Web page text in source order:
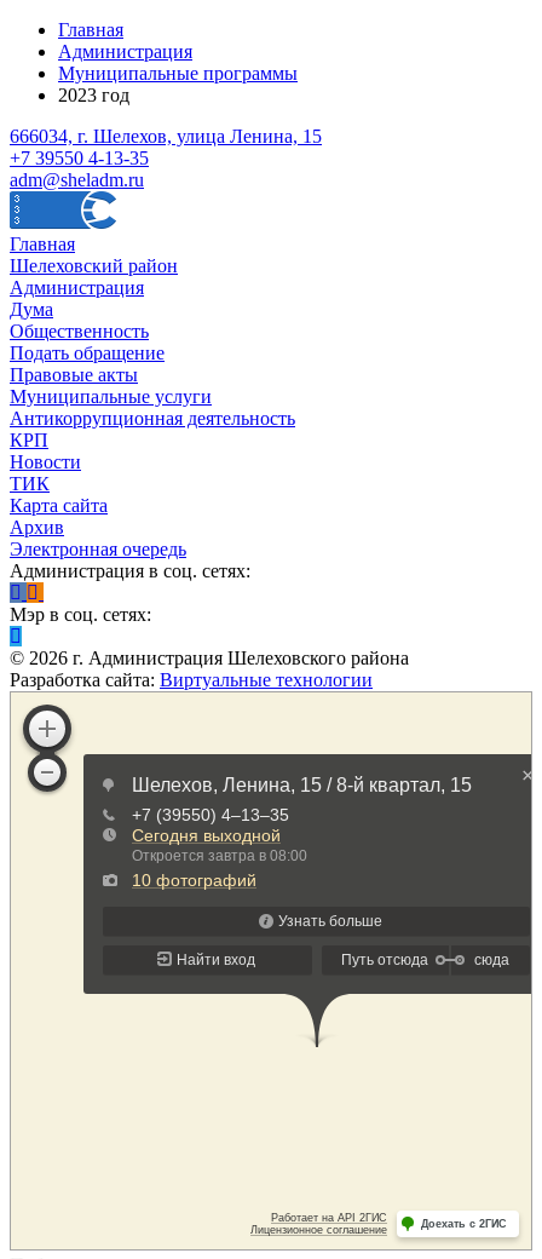
Главная
Администрация
Муниципальные программы
2023 год
666034, г. Шелехов, улица Ленина, 15
+7 39550 4-13-35
adm@sheladm.ru
Главная
Шелеховский район
Администрация
Дума
Общественность
Подать обращение
Правовые акты
Муниципальные услуги
Антикоррупционная деятельность
КРП
Новости
ТИК
Карта сайта
Архив
Электронная очередь
Администрация в соц. сетях:
Мэр в соц. сетях:
© 2026 г. Администрация Шелеховского района
Разработка сайта: Виртуальные технологии